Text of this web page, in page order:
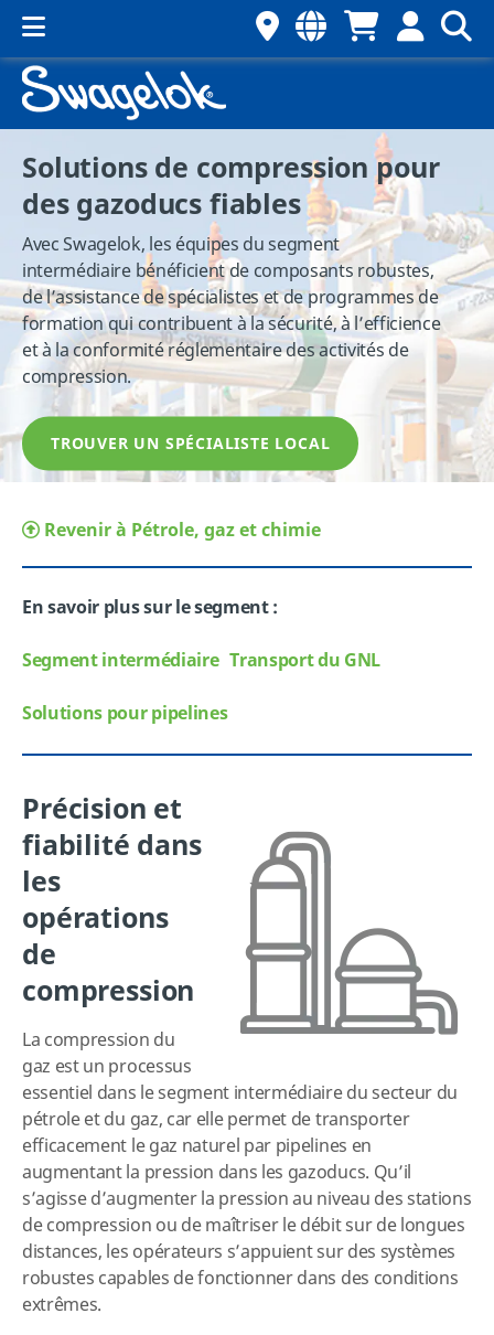
Solutions de compression pour
des gazoducs fiables
Avec Swagelok, les équipes du segment
intermédiaire bénéficient de composants robustes,
de l’assistance de spécialistes et de programmes de
formation qui contribuent à la sécurité, à l’efficience
et à la conformité réglementaire des activités de
compression.
TROUVER UN SPÉCIALISTE LOCAL
Revenir à Pétrole, gaz et chimie
En savoir plus sur le segment :
Segment intermédiaire Transport du GNL
Solutions pour pipelines
Précision et
fiabilité dans
les
opérations
de
compression
La compression du
gaz est un processus
essentiel dans le segment intermédiaire du secteur du
pétrole et du gaz, car elle permet de transporter
efficacement le gaz naturel par pipelines en
augmentant la pression dans les gazoducs. Qu’il
s’agisse d’augmenter la pression au niveau des stations
de compression ou de maîtriser le débit sur de longues
distances, les opérateurs s’appuient sur des systèmes
robustes capables de fonctionner dans des conditions
extrêmes.